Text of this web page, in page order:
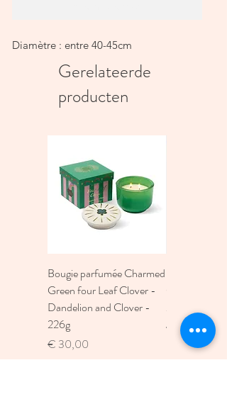
Diamètre : entre 40-45cm
Gerelateerde
producten
Bougie parfumée Charmed
Green four Leaf Clover -
Dandelion and Clover -
226g
Prijs
€ 30,00
Moon
Prijs
€ 30,00